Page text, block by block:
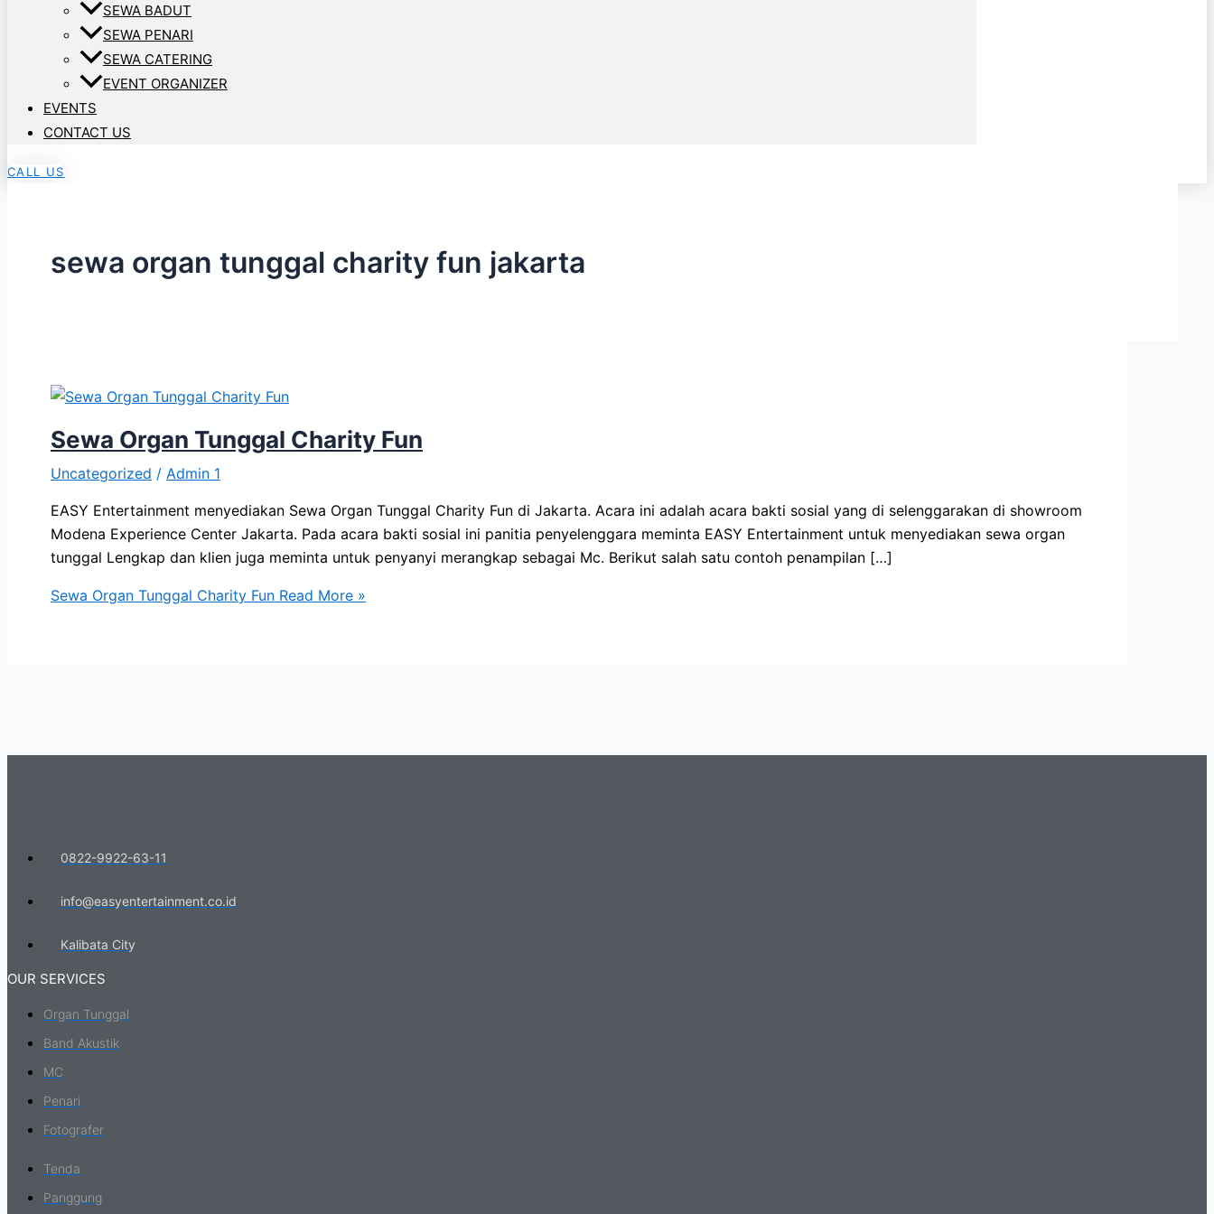
SEWA BADUT
SEWA PENARI
SEWA CATERING
EVENT ORGANIZER
EVENTS
CONTACT US
CALL US
sewa organ tunggal charity fun jakarta
Sewa Organ Tunggal Charity Fun
Uncategorized / Admin 1
EASY Entertainment menyediakan Sewa Organ Tunggal Charity Fun di Jakarta. Acara ini adalah acara bakti sosial yang di selenggarakan di showroom
Modena Experience Center Jakarta. Pada acara bakti sosial ini panitia penyelenggara meminta EASY Entertainment untuk menyediakan sewa organ
tunggal Lengkap dan klien juga meminta untuk penyanyi merangkap sebagai Mc. Berikut salah satu contoh penampilan […]
Sewa Organ Tunggal Charity Fun Read More »
0822-9922-63-11
info@easyentertainment.co.id
Kalibata City
OUR SERVICES
Organ Tunggal
Band Akustik
MC
Penari
Fotografer
Tenda
Panggung